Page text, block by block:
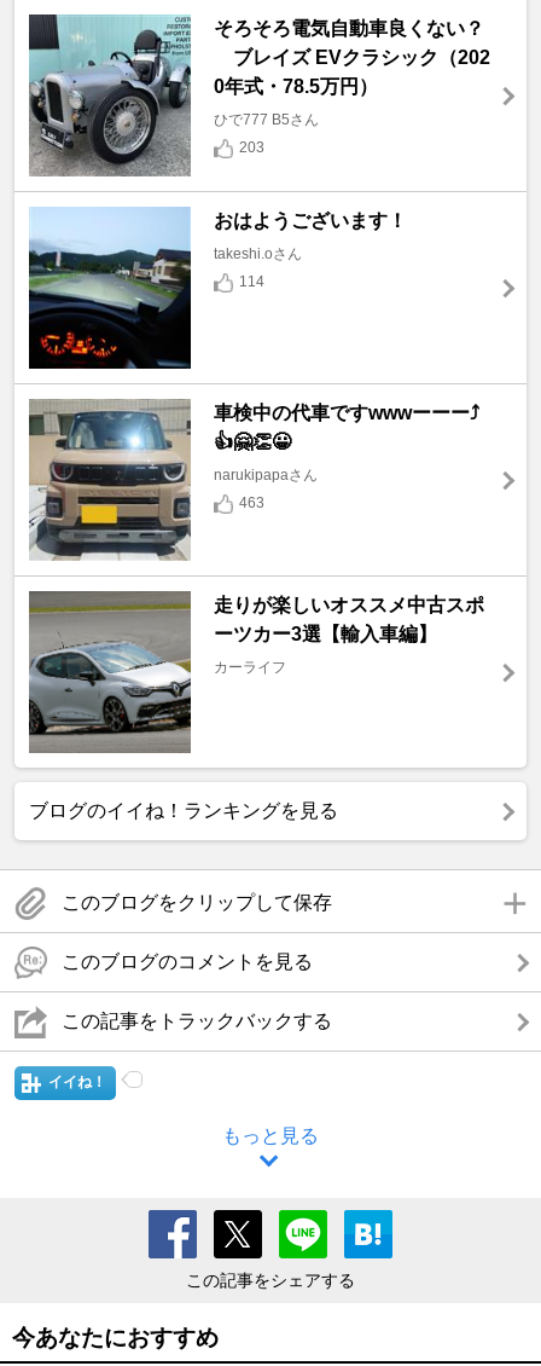
そろそろ電気自動車良くない？
ブレイズ EVクラシック（202
0年式・78.5万円）
ひで777 B5さん
203
おはようございます！
takeshi.oさん
114
車検中の代車ですwwwーーー⤴️
👍🤗👏😀
narukipapaさん
463
走りが楽しいオススメ中古スポ
ーツカー3選【輸入車編】
カーライフ
ブログのイイね！ランキングを見る
このブログをクリップして保存
このブログのコメントを見る
この記事をトラックバックする
イイね！
もっと見る
この記事をシェアする
今あなたにおすすめ